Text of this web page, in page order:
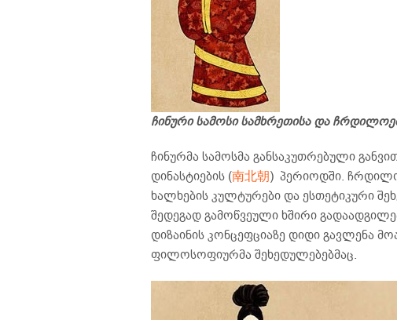
ჩინური სამოსი სამხრეთისა და
ჩინურმა სამოსმა განსაკუთრებული
დინასტიების (南北朝) პერიოდში.
ხალხების კულტურები და ესთეტიკური
შედეგად გამოწვეული ხშირი
დიზაინის კონცეფციაზე დიდი გავლენა
ფილოსოფიურმა შეხედულებებმაც.